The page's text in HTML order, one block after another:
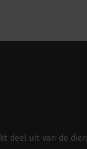
deel uit van de